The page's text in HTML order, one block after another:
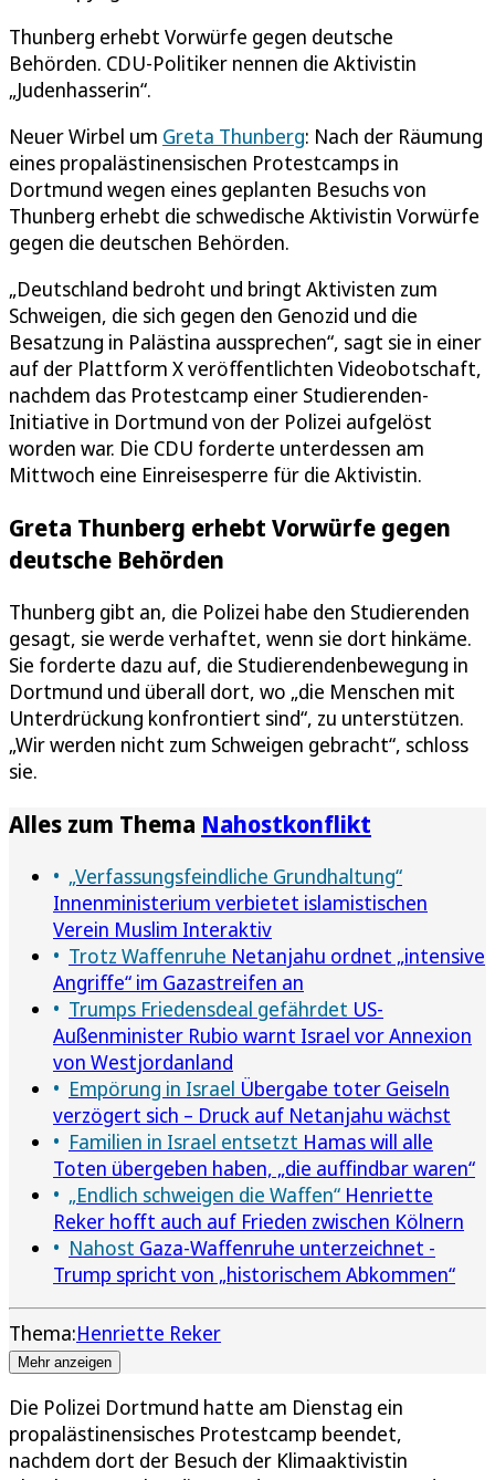
Thunberg erhebt Vorwürfe gegen deutsche
Behörden. CDU-Politiker nennen die Aktivistin
„Judenhasserin“.
Neuer Wirbel um Greta Thunberg: Nach der Räumung
eines propalästinensischen Protestcamps in
Dortmund wegen eines geplanten Besuchs von
Thunberg erhebt die schwedische Aktivistin Vorwürfe
gegen die deutschen Behörden.
„Deutschland bedroht und bringt Aktivisten zum
Schweigen, die sich gegen den Genozid und die
Besatzung in Palästina aussprechen“, sagt sie in einer
auf der Plattform X veröffentlichten Videobotschaft,
nachdem das Protestcamp einer Studierenden-
Initiative in Dortmund von der Polizei aufgelöst
worden war. Die CDU forderte unterdessen am
Mittwoch eine Einreisesperre für die Aktivistin.
Greta Thunberg erhebt Vorwürfe gegen
deutsche Behörden
Thunberg gibt an, die Polizei habe den Studierenden
gesagt, sie werde verhaftet, wenn sie dort hinkäme.
Sie forderte dazu auf, die Studierendenbewegung in
Dortmund und überall dort, wo „die Menschen mit
Unterdrückung konfrontiert sind“, zu unterstützen.
„Wir werden nicht zum Schweigen gebracht“, schloss
sie.
Alles zum Thema Nahostkonflikt
„Verfassungsfeindliche Grundhaltung“
Innenministerium verbietet islamistischen
Verein Muslim Interaktiv
Trotz Waffenruhe Netanjahu ordnet „intensive
Angriffe“ im Gazastreifen an
Trumps Friedensdeal gefährdet US-
Außenminister Rubio warnt Israel vor Annexion
von Westjordanland
Empörung in Israel Übergabe toter Geiseln
verzögert sich – Druck auf Netanjahu wächst
Familien in Israel entsetzt Hamas will alle
Toten übergeben haben, „die auffindbar waren“
„Endlich schweigen die Waffen“ Henriette
Reker hofft auch auf Frieden zwischen Kölnern
Nahost Gaza-Waffenruhe unterzeichnet -
Trump spricht von „historischem Abkommen“
Thema:Henriette Reker
Mehr anzeigen
Die Polizei Dortmund hatte am Dienstag ein
propalästinensisches Protestcamp beendet,
nachdem dort der Besuch der Klimaaktivistin